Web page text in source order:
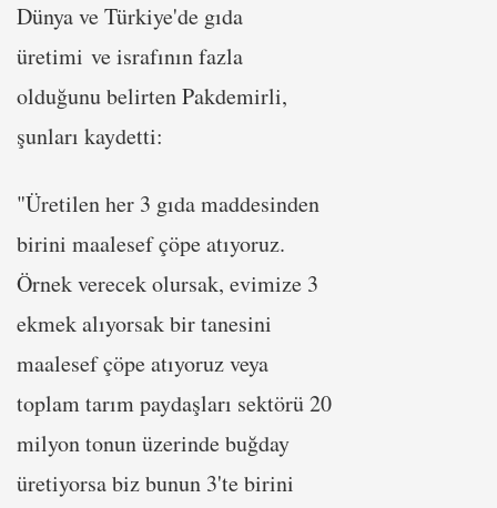
Dünya ve Türkiye'de gıda
üretimi ve israfının fazla
olduğunu belirten Pakdemirli,
şunları kaydetti:
"Üretilen her 3 gıda maddesinden
birini maalesef çöpe atıyoruz.
Örnek verecek olursak, evimize 3
ekmek alıyorsak bir tanesini
maalesef çöpe atıyoruz veya
toplam tarım paydaşları sektörü 20
milyon tonun üzerinde buğday
üretiyorsa biz bunun 3'te birini